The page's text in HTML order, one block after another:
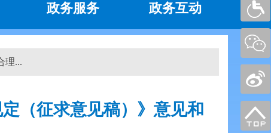
政务服务 政务互动
理...
（征求意见稿）》意见和